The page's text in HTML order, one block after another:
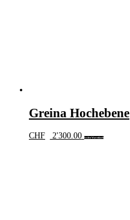
Greina Hochebene
CHF 2'300.00 In den Warenkorb